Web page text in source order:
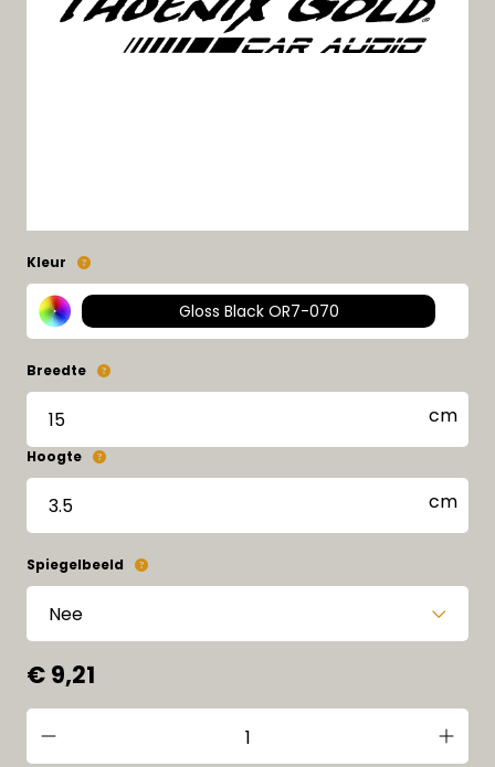
Kleur
Gloss Black OR7-070
Breedte
Hoogte
Spiegelbeeld
€ 9,21